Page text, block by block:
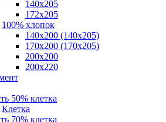
140x205
172х205
100% хлопок
140x200 (140х205)
170x200 (170х205)
200х200
200х220
50% клетка
Клетка
70% клетка